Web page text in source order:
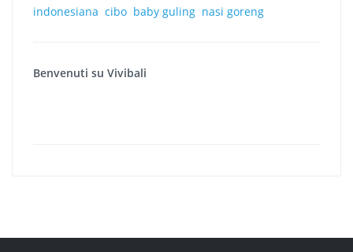
indonesiana cibo baby guling nasi goreng
Benvenuti su Vivibali